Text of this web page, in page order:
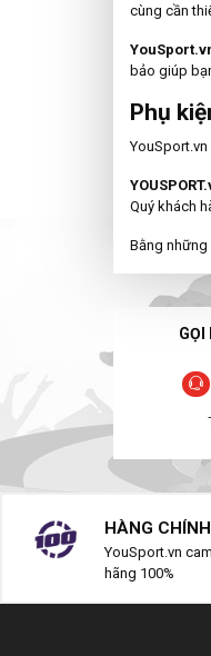
cùng cần
bảo giúp
Phụ
YouSport.vn
Quý khách
Bằng những
HÀNG
YouSport.vn
hãng 100%